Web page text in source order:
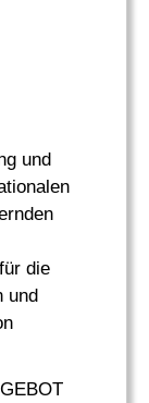
und
die
und